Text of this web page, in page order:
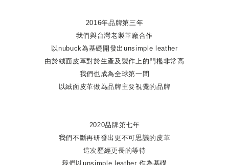
2016年品牌第三年
我們與台灣老製革廠合作
以nubuck為基礎開發出unsimple leather
由於絨面皮革對於生產及製作上的門檻非常高
我們也成為全球第一間
以絨面皮革做為品牌主要視覺的品牌
2020品牌第七年
我們不斷再研發出更不可思議的皮革
這次歷經更長的等待
我們以unsimple leather 作為基礎